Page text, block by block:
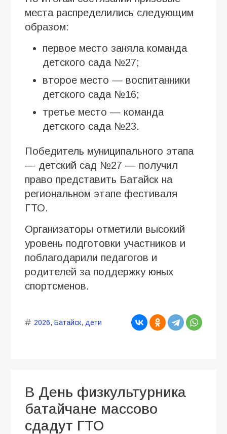
места распределились следующим
образом:
первое место заняла команда
детского сада №27;
второе место — воспитанники
детского сада №16;
третье место — команда
детского сада №23.
Победитель муниципального этапа
— детский сад №27 — получил
право представить Батайск на
региональном этапе фестиваля
ГТО.
Организаторы отметили высокий
уровень подготовки участников и
поблагодарили педагогов и
родителей за поддержку юных
спортсменов.
2026, Батайск, дети
В День физкультурника
батайчане массово
сдадут ГТО